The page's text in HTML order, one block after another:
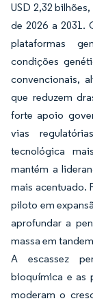
USD 2,32
de 2026 a 2031.
plataformas
condições
convencionais,
que reduzem
forte apoio
vias
tecnológica
mantém a
mais acentuado.
piloto em
aprofundar a
massa em
A escassez
bioquímica e as
moderam o